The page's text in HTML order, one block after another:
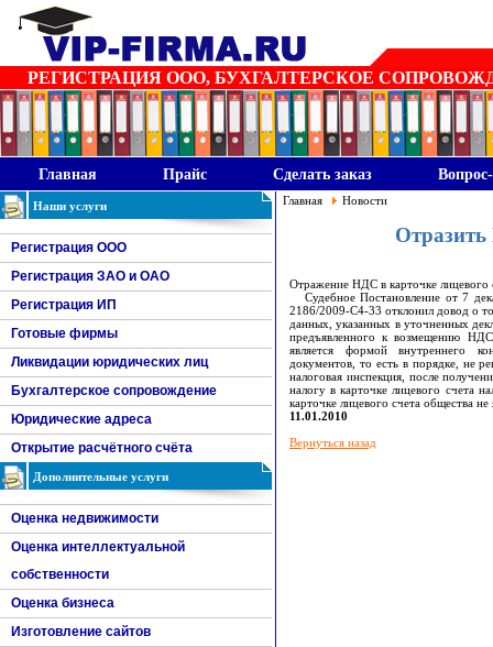
РЕГИСТРАЦИЯ ООО, БУХГАЛТЕРСКОЕ
Главная Прайс Сделать заказ
Наши услуги
Регистрация ООО
Регистрация ЗАО и ОАО
Регистрация ИП
Готовые фирмы
Ликвидации юридических лиц
Бухгалтерское сопровождение
Юридические адреса
Открытие расчётного счёта
Дополнительные услуги
Оценка недвижимости
Оценка интеллектуальной
собственности
Оценка бизнеса
Изготовление сайтов
Главная Новости
Отражение НДС в карточке лицевого
Судебное Постановление от 7
2186/2009-С4-33 отклонил довод о
данных, указанных в уточненных
предъявленного к возмещению
является формой внутреннего
документов, то есть в порядке, не
налоговая инспекция, после
налогу в карточке лицевого счета
карточке лицевого счета общества
11.01.2010
Вернуться назад